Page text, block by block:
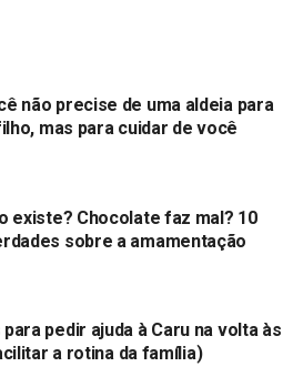
não precise de uma aldeia para
mas para cuidar de você
existe? Chocolate faz mal? 10
sobre a amamentação
pedir ajuda à Caru na volta às
a rotina da família)